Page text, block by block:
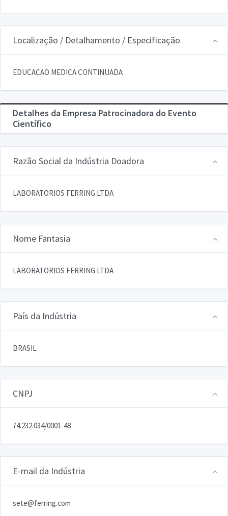
Localização / Detalhamento / Especificação
EDUCACAO MEDICA CONTINUADA
Detalhes da Empresa Patrocinadora do Evento
Científico
Razão Social da Indústria Doadora
LABORATORIOS FERRING LTDA
Nome Fantasia
LABORATORIOS FERRING LTDA
País da Indústria
BRASIL
CNPJ
74.232.034/0001-48
E-mail da Indústria
sete@ferring.com